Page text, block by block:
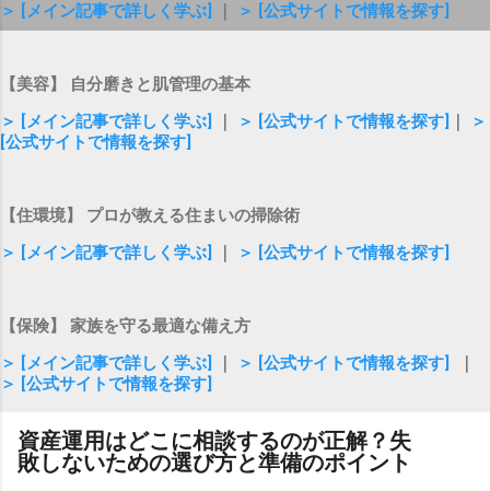
＞ [メイン記事で詳しく学ぶ]
＞ [公式サイトで情報を探す]
【美容】 自分磨きと肌管理の基本
＞ [メイン記事で詳しく学ぶ]
＞ [公式サイトで情報を探す]
＞
[公式サイトで情報を探す]
【住環境】 プロが教える住まいの掃除術
＞ [メイン記事で詳しく学ぶ]
＞ [公式サイトで情報を探す]
【保険】 家族を守る最適な備え方
＞ [メイン記事で詳しく学ぶ]
＞ [公式サイトで情報を探す]
＞ [公式サイトで情報を探す]
資産運用はどこに相談するのが正解？失
敗しないための選び方と準備のポイント